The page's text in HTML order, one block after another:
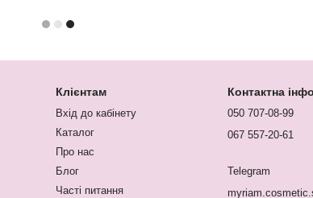
Клієнтам
Вхід до кабінету
Каталог
Про нас
Блог
Часті питання
Контактна
050 707-08-99
067 557-20-61
Telegram